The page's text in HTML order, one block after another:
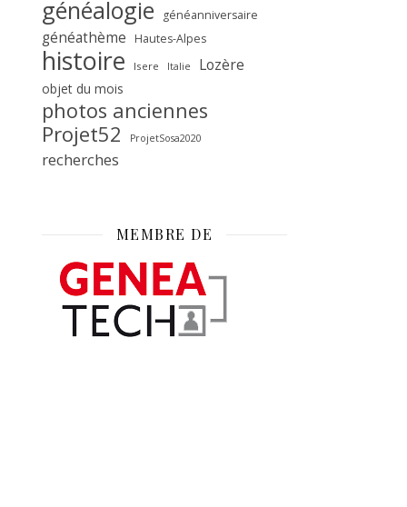
généalogie généanniversaire
généathème Hautes-Alpes
histoire Isere Italie Lozère
objet du mois
photos anciennes
Projet52 ProjetSosa2020
recherches
MEMBRE DE